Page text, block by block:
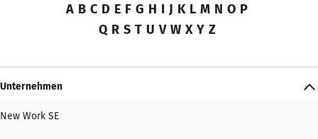
A B C D E F G H I J K L M N O P
Q R S T U V W X Y Z
Unternehmen
New Work SE